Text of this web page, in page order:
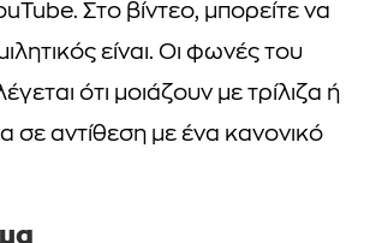
Στο βίντεο, μπορείτε να
είναι. Οι φωνές του
ότι μοιάζουν με τρίλιζα ή
σε αντίθεση με ένα κανονικό